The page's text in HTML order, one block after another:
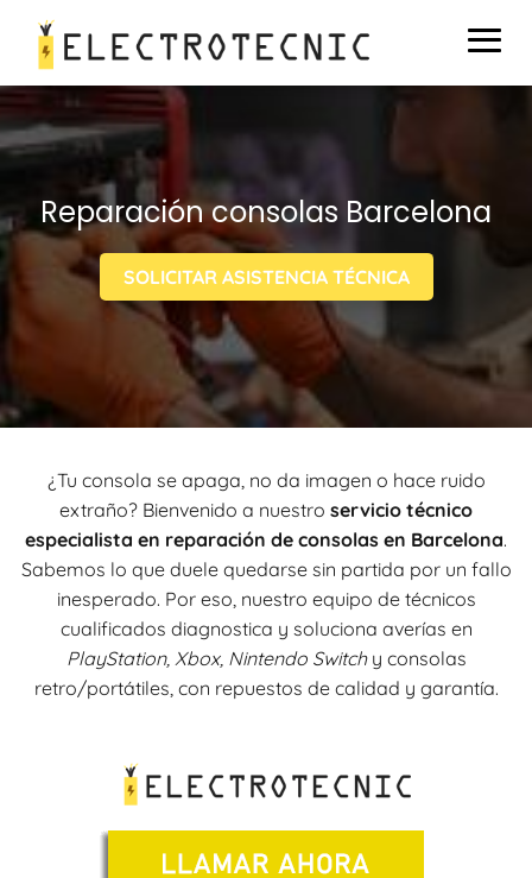
Reparación consolas Barcelona
SOLICITAR ASISTENCIA TÉCNICA
¿Tu consola se apaga, no da imagen o hace ruido
extraño? Bienvenido a nuestro servicio técnico
especialista en reparación de consolas en Barcelona.
Sabemos lo que duele quedarse sin partida por un fallo
inesperado. Por eso, nuestro equipo de técnicos
cualificados diagnostica y soluciona averías en
PlayStation, Xbox, Nintendo Switchy consolas
retro/portátiles, con repuestos de calidad y garantía.